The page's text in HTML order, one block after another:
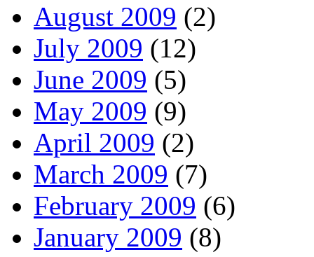
August 2009 (2)
July 2009 (12)
June 2009 (5)
May 2009 (9)
April 2009 (2)
March 2009 (7)
February 2009 (6)
January 2009 (8)